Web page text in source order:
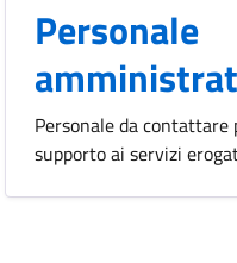
Personale
Personale da
supporto ai servizi